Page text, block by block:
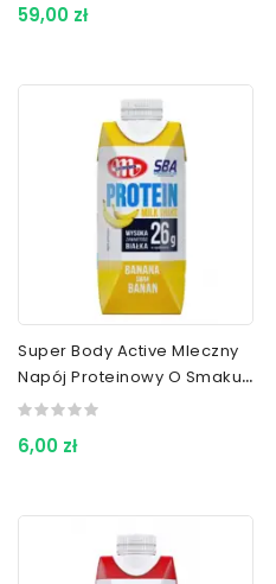
59,00 zł
Super Body Active Mleczny
Napój Proteinowy O Smaku
Banana 350 G
6,00 zł